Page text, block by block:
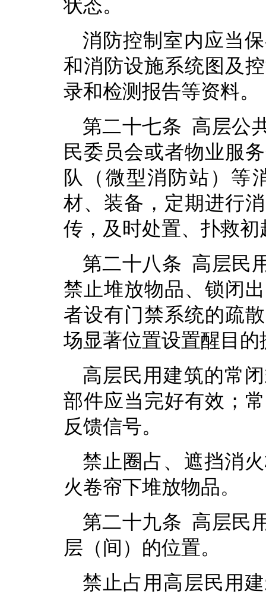
状态。
消防控制室内应当
和消防设施系统图及
录和检测报告等资料。
第二十七条 高层公
民委员会或者物业服
队（微型消防站）等
材、装备，定期进行
传，及时处置、扑救初
第二十八条 高层民
禁止堆放物品、锁闭
者设有门禁系统的疏
场显著位置设置醒目
高层民用建筑的常
部件应当完好有效；
反馈信号。
禁止圈占、遮挡消
火卷帘下堆放物品。
第二十九条 高层民
层（间）的位置。
禁止占用高层民用